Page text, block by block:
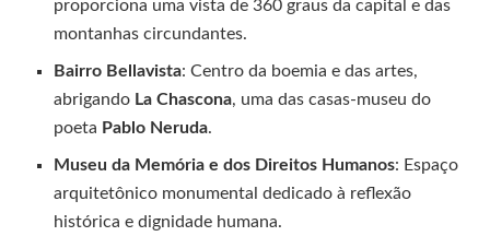
proporciona uma vista de 360 graus da capital e das
montanhas circundantes.
Bairro Bellavista: Centro da boemia e das artes,
abrigando La Chascona, uma das casas-museu do
poeta Pablo Neruda.
Museu da Memória e dos Direitos Humanos: Espaço
arquitetônico monumental dedicado à reflexão
histórica e dignidade humana.